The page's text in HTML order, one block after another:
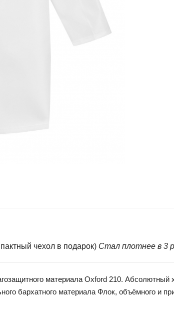
чехол в подарок) Стал плотнее в 3
материала Oxford 210. Абсолютный
бархатного материала Флок, объёмного и